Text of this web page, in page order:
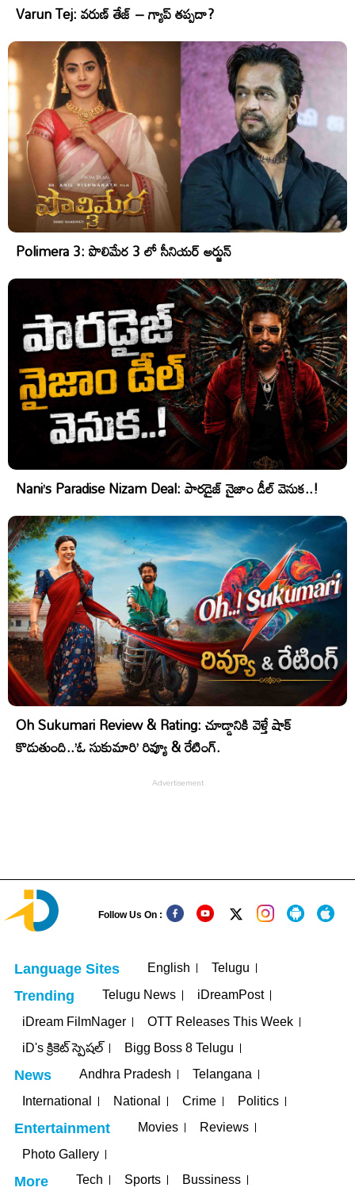
Varun Tej: వరుణ్ తేజ్ – గ్యాప్ తప్పదా?
Polimera 3: పొలిమేర 3 లో సీనియర్ అర్జున్
Nani’s Paradise Nizam Deal: పారడైజ్ నైజాం డీల్ వెనుక..!
Oh Sukumari Review & Rating: చూడ్డానికి వెళ్తే షాక్
కొడుతుంది..’ఓ సుకుమారి’ రివ్యూ & రేటింగ్.
Follow Us On :
Language Sites English Telugu
Trending Telugu News
iDreamPost
iDream FilmNager
OTT Releases This Week
iD's క్రికెట్ స్పెషల్
Bigg Boss 8 Telugu
News Andhra Pradesh
Telangana
International
National Crime Politics
Entertainment Movies
Reviews
Photo Gallery
More Tech Sports Bussiness